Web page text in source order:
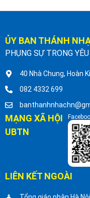
ỦY BAN THÁNH
PHỤNG SỰ TRONG
40 Nhà Chung, Hoàn
082 4332 699
MẠNG XÃ HỘI
UBTN
LIÊN KẾT NGOÀI